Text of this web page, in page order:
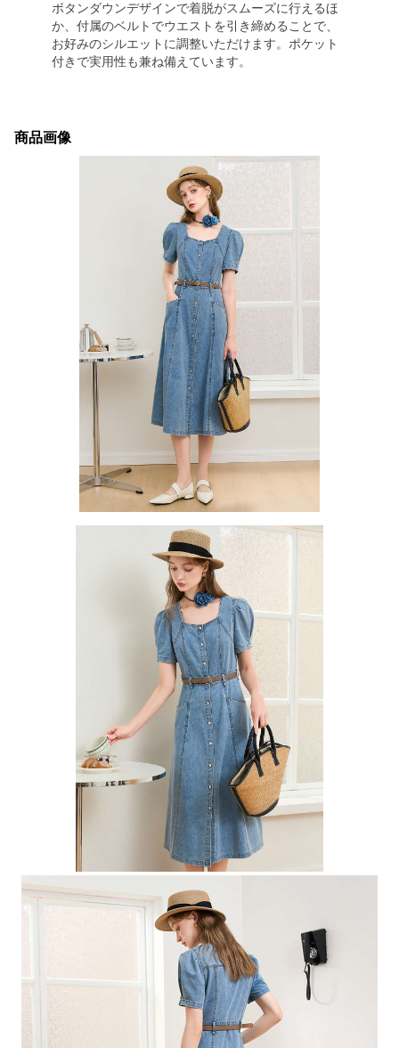
ボタンダウンデザインで着脱がスムーズに行えるほ
か、付属のベルトでウエストを引き締めることで、
お好みのシルエットに調整いただけます。ポケット
付きで実用性も兼ね備えています。
商品画像